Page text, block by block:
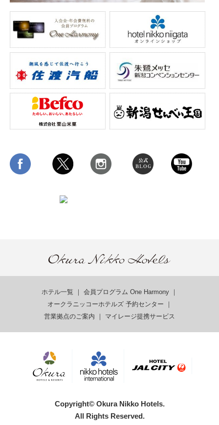
ホテル一覧 ｜ 会員プログラム One Harmony ｜
オークラニッコーホテルズ 予約センター ｜
営業拠点のご案内 ｜ マイレージ提携サービス
Copyright© Okura Nikko Hotels.
All Rights Reserved.